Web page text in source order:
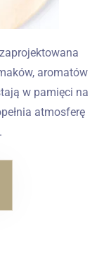
aromatów
w pamięci na
atmosferę